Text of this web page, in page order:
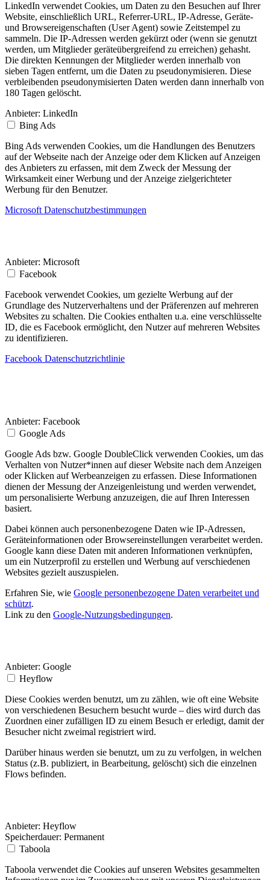
LinkedIn verwendet Cookies, um Daten zu den Besuchen auf Ihrer
Website, einschließlich URL, Referrer-URL, IP-Adresse, Geräte-
und Browsereigenschaften (User Agent) sowie Zeitstempel zu
sammeln. Die IP-Adressen werden gekürzt oder (wenn sie genutzt
werden, um Mitglieder geräteübergreifend zu erreichen) gehasht.
Die direkten Kennungen der Mitglieder werden innerhalb von
sieben Tagen entfernt, um die Daten zu pseudonymisieren. Diese
verbleibenden pseudonymisierten Daten werden dann innerhalb von
180 Tagen gelöscht.
Anbieter: LinkedIn
Bing Ads
Bing Ads verwenden Cookies, um die Handlungen des Benutzers
auf der Webseite nach der Anzeige oder dem Klicken auf Anzeigen
des Anbieters zu erfassen, mit dem Zweck der Messung der
Wirksamkeit einer Werbung und der Anzeige zielgerichteter
Werbung für den Benutzer.
Microsoft Datenschutzbestimmungen
Anbieter: Microsoft
Facebook
Facebook verwendet Cookies, um gezielte Werbung auf der
Grundlage des Nutzerverhaltens und der Präferenzen auf mehreren
Websites zu schalten. Die Cookies enthalten u.a. eine verschlüsselte
ID, die es Facebook ermöglicht, den Nutzer auf mehreren Websites
zu identifizieren.
Facebook Datenschutzrichtlinie
Anbieter: Facebook
Google Ads
Google Ads bzw. Google DoubleClick verwenden Cookies, um das
Verhalten von Nutzer*innen auf dieser Website nach dem Anzeigen
oder Klicken auf Werbeanzeigen zu erfassen. Diese Informationen
dienen der Messung der Anzeigenleistung und werden verwendet,
um personalisierte Werbung anzuzeigen, die auf Ihren Interessen
basiert.
Dabei können auch personenbezogene Daten wie IP-Adressen,
Geräteinformationen oder Browsereinstellungen verarbeitet werden.
Google kann diese Daten mit anderen Informationen verknüpfen,
um ein Nutzerprofil zu erstellen und Werbung auf verschiedenen
Websites gezielt auszuspielen.
Erfahren Sie, wie Google personenbezogene Daten verarbeitet und
schützt.
Link zu den Google-Nutzungsbedingungen.
Anbieter: Google
Heyflow
Diese Cookies werden benutzt, um zu zählen, wie oft eine Website
von verschiedenen Besuchern besucht wurde – dies wird durch das
Zuordnen einer zufälligen ID zu einem Besuch er erledigt, damit der
Besucher nicht zweimal registriert wird.
Darüber hinaus werden sie benutzt, um zu zu verfolgen, in welchen
Status (z.B. publiziert, in Bearbeitung, gelöscht) sich die einzelnen
Flows befinden.
Anbieter: Heyflow
Speicherdauer: Permanent
Taboola
Taboola verwendet die Cookies auf unseren Websites gesammelten